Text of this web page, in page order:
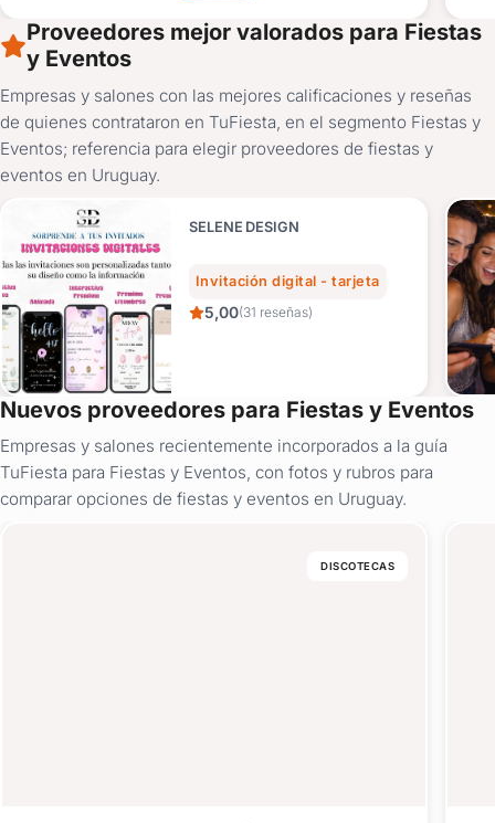
Proveedores mejor valorados para Fiestas
y Eventos
Empresas y salones con las mejores calificaciones y reseñas
de quienes contrataron en TuFiesta, en el segmento Fiestas y
Eventos; referencia para elegir proveedores de fiestas y
eventos en Uruguay.
SELENE DESIGN
Invitación digital - tarjeta
5,00(31 reseñas)
Nuevos proveedores para Fiestas y Eventos
Empresas y salones recientemente incorporados a la guía
TuFiesta para Fiestas y Eventos, con fotos y rubros para
comparar opciones de fiestas y eventos en Uruguay.
DISCOTECAS